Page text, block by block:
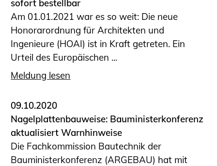
sofort bestellbar
Am 01.01.2021 war es so weit: Die neue
Honorarordnung für Architekten und
Ingenieure (HOAI) ist in Kraft getreten. Ein
Urteil des Europäischen ...
Meldung lesen
09.10.2020
Nagelplattenbauweise: Bauministerkonferenz
aktualisiert Warnhinweise
Die Fachkommission Bautechnik der
Bauministerkonferenz (ARGEBAU) hat mit